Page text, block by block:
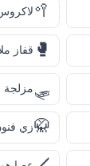
🥍
🥊 قفاز
🛷مزلجة
🥋زي